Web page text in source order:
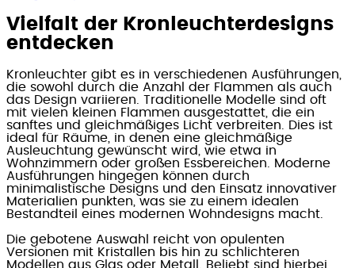
Vielfalt der Kronleuchterdesigns
entdecken
Kronleuchter gibt es in verschiedenen Ausführungen,
die sowohl durch die Anzahl der Flammen als auch
das Design variieren. Traditionelle Modelle sind oft
mit vielen kleinen Flammen ausgestattet, die ein
sanftes und gleichmäßiges Licht verbreiten. Dies ist
ideal für Räume, in denen eine gleichmäßige
Ausleuchtung gewünscht wird, wie etwa in
Wohnzimmern oder großen Essbereichen. Moderne
Ausführungen hingegen können durch
minimalistische Designs und den Einsatz innovativer
Materialien punkten, was sie zu einem idealen
Bestandteil eines modernen Wohndesigns macht.
Die gebotene Auswahl reicht von opulenten
Versionen mit Kristallen bis hin zu schlichteren
Modellen aus Glas oder Metall. Beliebt sind hierbei